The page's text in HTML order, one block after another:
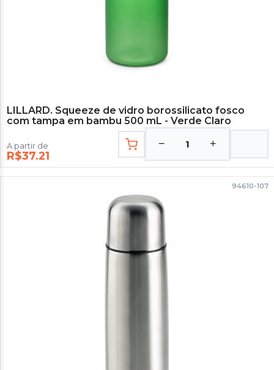
LILLARD. Squeeze de vidro borossilicato fosco
com tampa em bambu 500 mL - Verde Claro
A partir de
R$37.21
− 1 +
94610-107